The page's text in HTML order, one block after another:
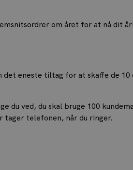
om året for at nå dit
eneste tiltag for at skaffe de
du ved, du skal bruge 100
tager telefonen, når du ringer.